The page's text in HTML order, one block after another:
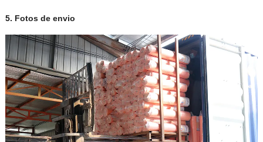
5. Fotos de envio